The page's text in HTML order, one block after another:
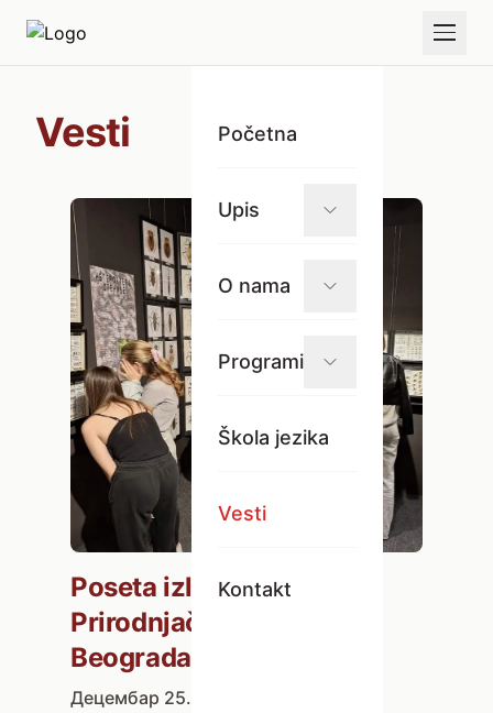
Početna
Upis
O nama
Programi
Škola jezika
Vesti
Kontakt
Vesti
Poseta izložbe
Prirodnjačkog muzeja
Beograda
Децембар 25. 2025.